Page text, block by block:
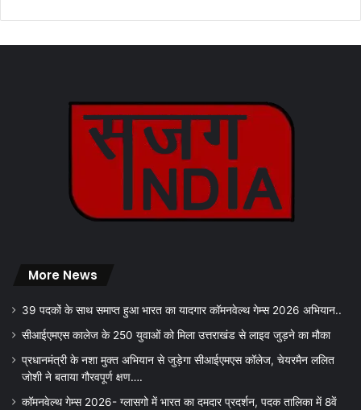
More News
39 पदकों के साथ समाप्त हुआ भारत का यादगार कॉमनवेल्थ गेम्स 2026 अभियान..
सीआईएमएस कालेज के 250 युवाओं को मिला उत्तराखंड से लाइव जुड़ने का मौका
प्रधानमंत्री के नशा मुक्त अभियान से जुड़ेगा सीआईएमएस कॉलेज, चेयरमैन ललित
जोशी ने बताया गौरवपूर्ण क्षण….
कॉमनवेल्थ गेम्स 2026- ग्लासगो में भारत का दमदार प्रदर्शन, पदक तालिका में 8वें